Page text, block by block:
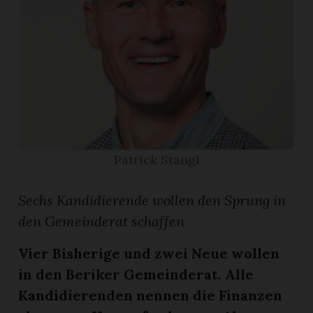
Sechs Kandidierende wollen den Sprung in
den Gemeinderat schaffen
Vier Bisherige und zwei Neue wollen
in den Beriker Gemeinderat. Alle
Kandidierenden nennen die Finanzen